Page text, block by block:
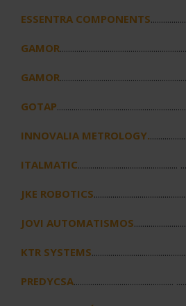
ESSENTRA COMPONENTS
GAMOR
GAMOR
GOTAP
INNOVALIA METROLOGY.
ITALMATIC
JKE ROBOTICS
JOVI AUTOMATISMOS
KTR SYSTEMS
PREDYCSA................................................